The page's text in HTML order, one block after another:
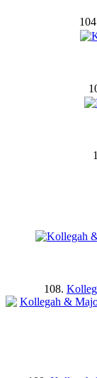
108.